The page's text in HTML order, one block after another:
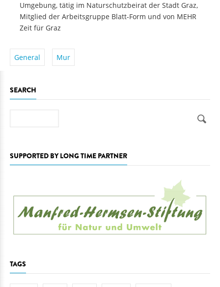
Umgebung, tätig im Naturschutzbeirat der Stadt Graz,
Mitglied der Arbeitsgruppe Blatt-Form und von MEHR
Zeit für Graz
General Mur
SEARCH
SUPPORTED BY LONG TIME PARTNER
TAGS